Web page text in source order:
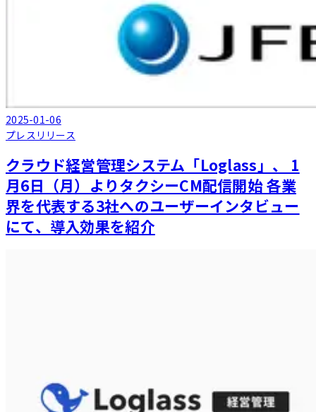
2025-01-06
プレスリリース
クラウド経営管理システム「Loglass」、 1
月6日（月）よりタクシーCM配信開始 各業
界を代表する3社へのユーザーインタビュー
にて、導入効果を紹介